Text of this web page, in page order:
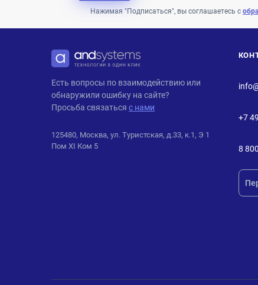
Нажимая "Подписаться", вы соглашаетесь с
ANDPRO
Есть вопросы по взаимодействию или
обнаружили ошибку на сайте?
Просьба связаться с нами
125480, Москва, ул. Туристская, д.33, к.1, Э 1
Пом XI Ком 5
+7
8